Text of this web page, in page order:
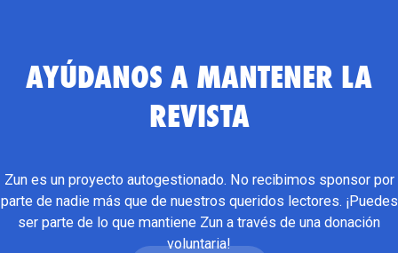
AYÚDANOS A MANTENER LA
REVISTA
Zun es un proyecto autogestionado. No recibimos sponsor por
parte de nadie más que de nuestros queridos lectores. ¡Puedes
ser parte de lo que mantiene Zun a través de una donación
voluntaria!